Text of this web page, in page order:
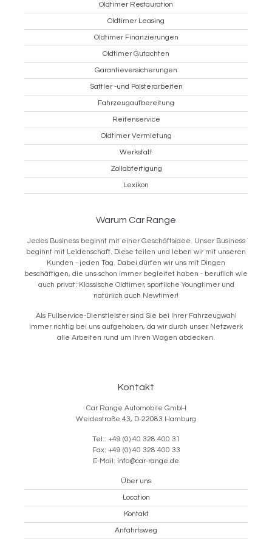
Oldtimer Restauration
Oldtimer Leasing
Oldtimer Finanzierungen
Oldtimer Gutachten
Garantieversicherungen
Sattler -und Polsterarbeiten
Fahrzeugaufbereitung
Reifenservice
Oldtimer Vermietung
Werkstatt
Zollabfertigung
Lexikon
Warum Car Range
Jedes Business beginnt mit einer Geschäftsidee. Unser Business
beginnt mit Leidenschaft. Diese teilen und leben wir mit unseren
Kunden - jeden Tag. Dabei dürfen wir uns mit Dingen
beschäftigen, die uns schon immer begleitet haben - beruflich wie
auch privat: Klassische Oldtimer, sportliche Youngtimer und
natürlich auch Newtimer!
Als Fullservice-Dienstleister sind Sie bei Ihrer Fahrzeugwahl
immer richtig bei uns aufgehoben, da wir durch unser Netzwerk
alle Arbeiten rund um Ihren Wagen abdecken.
Kontakt
Car Range Automobile GmbH
Weidestraße 43, D-22083 Hamburg
Tel.: +49 (0) 40 328 400 31
Fax: +49 (0) 40 328 400 33
E-Mail: info@car-range.de
Über uns
Location
Kontakt
Anfahrtsweg